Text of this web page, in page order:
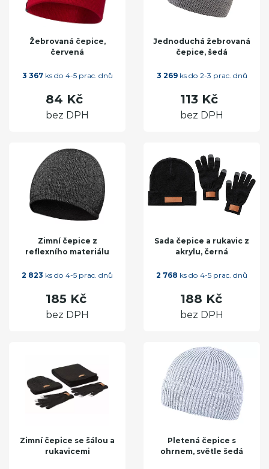
Žebrovaná čepice,
červená
3 367ks do 4-5 prac. dnů
84 Kč
bez DPH
Jednoduchá žebrovaná
čepice, šedá
3 269ks do 2-3 prac. dnů
113 Kč
bez DPH
Zimní čepice z
reflexního materiálu
2 823 ks do 4-5 prac. dnů
185 Kč
bez DPH
Sada čepice a rukavic z
akrylu, černá
2 768 ks do 4-5 prac. dnů
188 Kč
bez DPH
Zimní čepice se šálou a
rukavicemi
Pletená čepice s
ohrnem, světle šedá